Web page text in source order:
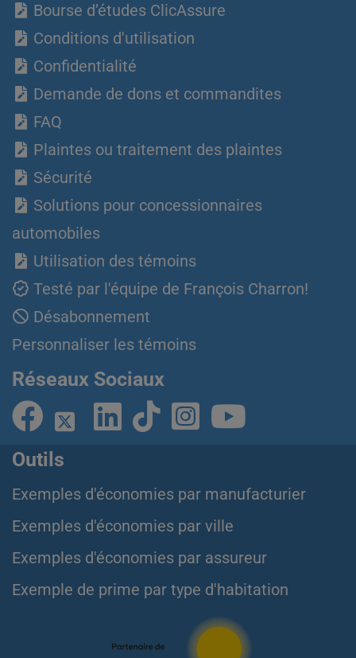
Bourse d’études ClicAssure
Conditions d'utilisation
Confidentialité
Demande de dons et commandites
FAQ
Plaintes ou traitement des plaintes
Sécurité
Solutions pour concessionnaires
automobiles
Utilisation des témoins
Testé par l'équipe de François Charron!
Désabonnement
Personnaliser les témoins
Réseaux Sociaux
Outils
Exemples d'économies par manufacturier
Exemples d'économies par ville
Exemples d'économies par assureur
Exemple de prime par type d'habitation